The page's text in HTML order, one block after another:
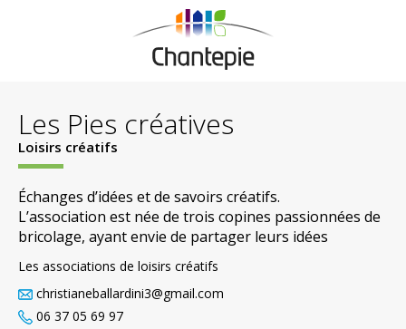
Les Pies créatives
Loisirs créatifs
Échanges d’idées et de savoirs créatifs.
L’association est née de trois copines passionnées de
bricolage, ayant envie de partager leurs idées
Les associations de loisirs créatifs
christianeballardini3@gmail.com
06 37 05 69 97